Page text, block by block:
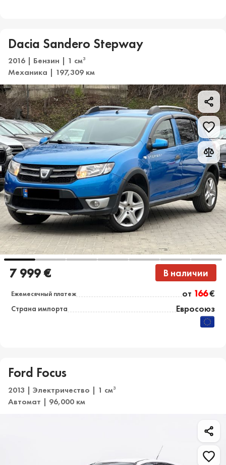
Dacia Sandero Stepway
2016 | Бензин | 1 см3
Механика | 197,309 км
7 999 € В наличии
Ежемесячный платеж от 166€
Страна импорта Евросоюз
Ford Focus
2013 | Электричество | 1 см3
Автомат | 96,000 км